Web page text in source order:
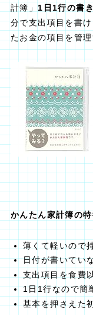
計簿」 1日1行の書
分で支出項目を書
たお金の項目を管
かんたん家計簿の
薄くて軽いので
日付が書いてい
支出項目を食費
1日1行なので簡
基本を押さえた